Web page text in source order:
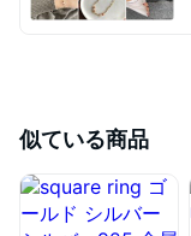
似ている商品